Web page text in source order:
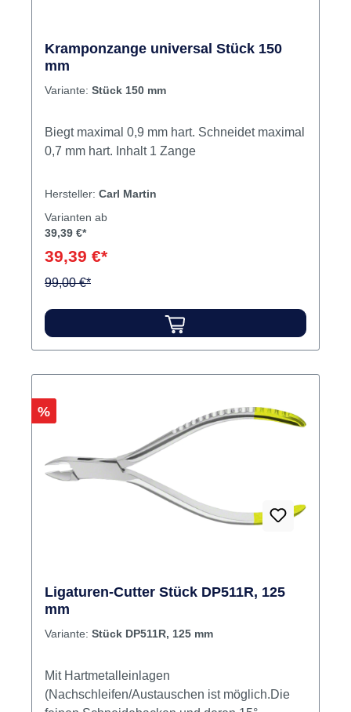
Kramponzange universal Stück 150
mm
Variante: Stück 150 mm
Biegt maximal 0,9 mm hart. Schneidet maximal
0,7 mm hart. Inhalt 1 Zange
Hersteller: Carl Martin
Varianten ab
39,39 €*
39,39 €*
99,00 €*
Rabatt
%
Ligaturen-Cutter Stück DP511R, 125
mm
Variante: Stück DP511R, 125 mm
Mit Hartmetalleinlagen
(Nachschleifen/Austauschen ist möglich.Die